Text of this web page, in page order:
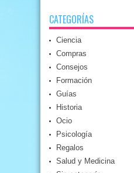
CATEGORÍAS
Ciencia
Compras
Consejos
Formación
Guías
Historia
Ocio
Psicología
Regalos
Salud y Medicina